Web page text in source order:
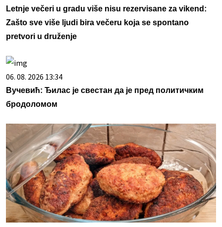
Letnje večeri u gradu više nisu rezervisane za vikend:
Zašto sve više ljudi bira večeru koja se spontano
pretvori u druženje
06. 08. 2026 13:34
Вучевић: Ђилас је свестан да је пред политичким
бродоломом